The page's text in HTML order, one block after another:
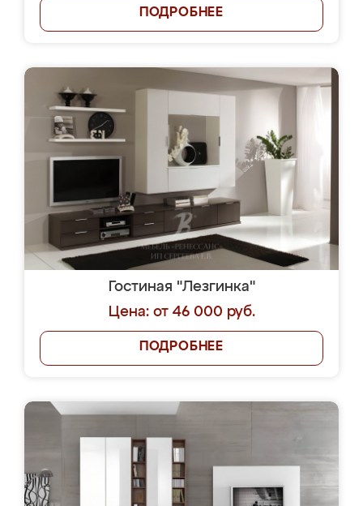
ПОДРОБНЕЕ
Гостиная "Лезгинка"
Цена: от 46 000 руб.
ПОДРОБНЕЕ